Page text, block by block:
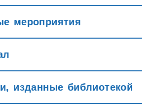
мероприятия
изданные библиотекой